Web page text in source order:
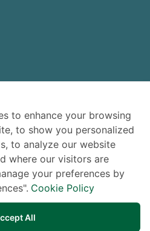
to enhance your browsing
to show you personalized
to analyze our website
where our visitors are
your preferences by
Cookie Policy
All